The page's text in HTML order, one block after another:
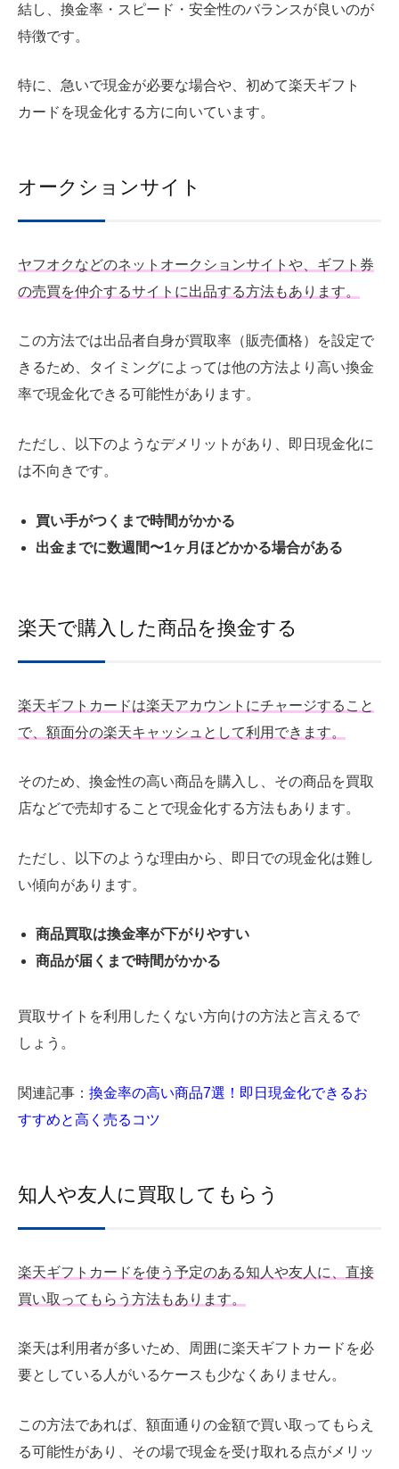
結し、換金率・スピード・安全性のバランスが良いのが
特徴です。
特に、急いで現金が必要な場合や、初めて楽天ギフト
カードを現金化する方に向いています。
オークションサイト
ヤフオクなどのネットオークションサイトや、ギフト券
の売買を仲介するサイトに出品する方法もあります。
この方法では出品者自身が買取率（販売価格）を設定で
きるため、タイミングによっては他の方法より高い換金
率で現金化できる可能性があります。
ただし、以下のようなデメリットがあり、即日現金化に
は不向きです。
買い手がつくまで時間がかかる
出金までに数週間〜1ヶ月ほどかかる場合がある
楽天で購入した商品を換金する
楽天ギフトカードは楽天アカウントにチャージすること
で、額面分の楽天キャッシュとして利用できます。
そのため、換金性の高い商品を購入し、その商品を買取
店などで売却することで現金化する方法もあります。
ただし、以下のような理由から、即日での現金化は難し
い傾向があります。
商品買取は換金率が下がりやすい
商品が届くまで時間がかかる
買取サイトを利用したくない方向けの方法と言えるで
しょう。
関連記事： 換金率の高い商品7選！即日現金化できるお
すすめと高く売るコツ
知人や友人に買取してもらう
楽天ギフトカードを使う予定のある知人や友人に、直接
買い取ってもらう方法もあります。
楽天は利用者が多いため、周囲に楽天ギフトカードを必
要としている人がいるケースも少なくありません。
この方法であれば、額面通りの金額で買い取ってもらえ
る可能性があり、その場で現金を受け取れる点がメリッ